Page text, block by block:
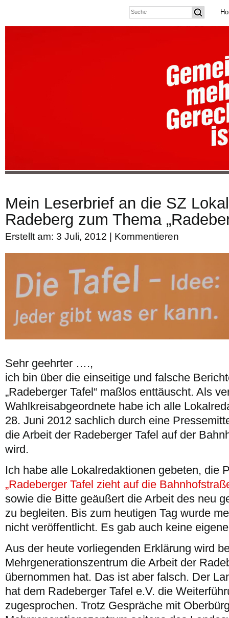
Mein Leserbrief an die SZ
Radeberg zum Thema
Erstellt am: 3 Juli, 2012 | Kommentieren
Sehr geehrter ….,
ich bin über die einseitige und falsche
„Radeberger Tafel“ maßlos enttäuscht. Als
Wahlkreisabgeordnete habe ich alle
28. Juni 2012 sachlich durch eine
die Arbeit der Radeberger Tafel auf der
wird.
Ich habe alle Lokalredaktionen gebeten, die
„Radeberger Tafel zieht auf die
sowie die Bitte geäußert die Arbeit des neu
zu begleiten. Bis zum heutigen Tag wurde
nicht veröffentlicht. Es gab auch keine
Aus der heute vorliegenden Erklärung wird
Mehrgenerationszentrum die Arbeit der
übernommen hat. Das ist aber falsch. Der
hat dem Radeberger Tafel e.V. die
zugesprochen. Trotz Gespräche mit